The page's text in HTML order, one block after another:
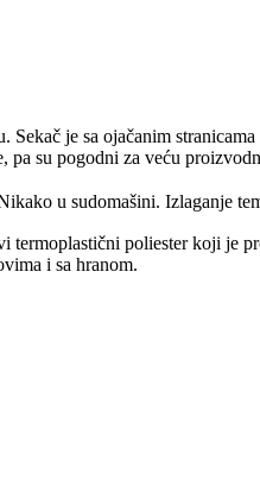
je sa ojačanim
su pogodni za veću
u sudomašini. Izlaganje
poliester koji je
i sa hranom.